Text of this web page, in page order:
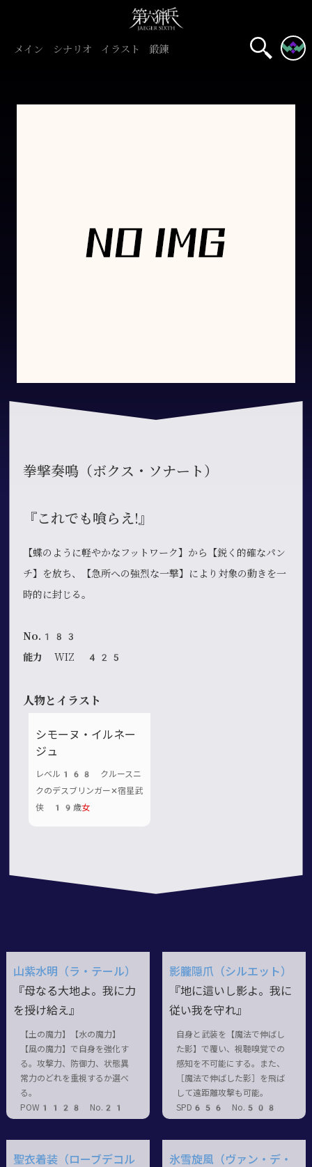
メイン シナリオ イラスト 鍛錬
拳撃奏鳴（ボクス・ソナート）
『これでも喰らえ!』
【蝶のように軽やかなフットワーク】から【鋭く的確なパン
チ】を放ち、【急所への強烈な一撃】により対象の動きを一
時的に封じる。
No.183
能力WIZ 425
人物とイラスト
シモーヌ・イルネー
ジュ
レベル168 クルースニ
クのデスブリンガー✕宿星武
侠 19歳女
山紫水明（ラ・テール）
『母なる大地よ。我に力
を授け給え』
【土の魔力】【水の魔力】
【風の魔力】で自身を強化す
る。攻撃力、防御力、状態異
常力のどれを重視するか選べ
る。
POW1128 No.21
影朧隠爪（シルエット）
『地に這いし影よ。我に
従い我を守れ』
自身と武装を【魔法で伸ばし
た影】で覆い、視聴嗅覚での
感知を不可能にする。また、
［魔法で伸ばした影］を飛ば
して遠距離攻撃も可能。
SPD656 No.508
聖衣着装（ローブデコル
氷雪旋風（ヴァン・デ・